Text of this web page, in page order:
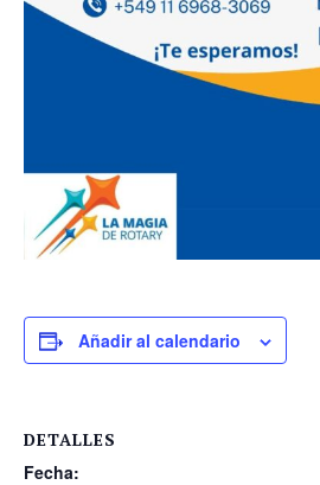
Añadir al calendario
DETALLES
Fecha: